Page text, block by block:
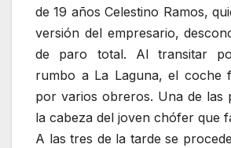
de 19 años Celestino Ramos,
versión del empresario,
de paro total. Al transitar
rumbo a La Laguna, el coche
por varios obreros. Una de las
la cabeza del joven chófer que
A las tres de la tarde se